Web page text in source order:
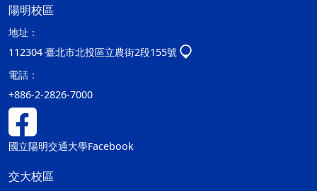
陽明校區
地址：
112304 臺北市北投區立農街2段155號
電話：
+886-2-2826-7000
國立陽明交通大學Facebook
交大校區